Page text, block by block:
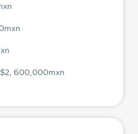
600,000mxn